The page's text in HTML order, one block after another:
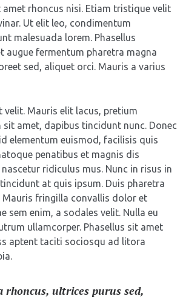
amet rhoncus nisi. Etiam tristique velit
Ut elit leo, condimentum
malesuada lorem. Phasellus
augue fermentum pharetra magna
sed, aliquet orci. Mauris a varius
velit. Mauris elit lacus, pretium
sit amet, dapibus tincidunt nunc. Donec
elementum euismod, facilisis quis
penatibus et magnis dis
ridiculus mus. Nunc in risus in
at quis ipsum. Duis pharetra
fringilla convallis dolor et
sem enim, a sodales velit. Nulla eu
ullamcorper. Phasellus sit amet
aptent taciti sociosqu ad litora
rhoncus, ultrices purus sed,